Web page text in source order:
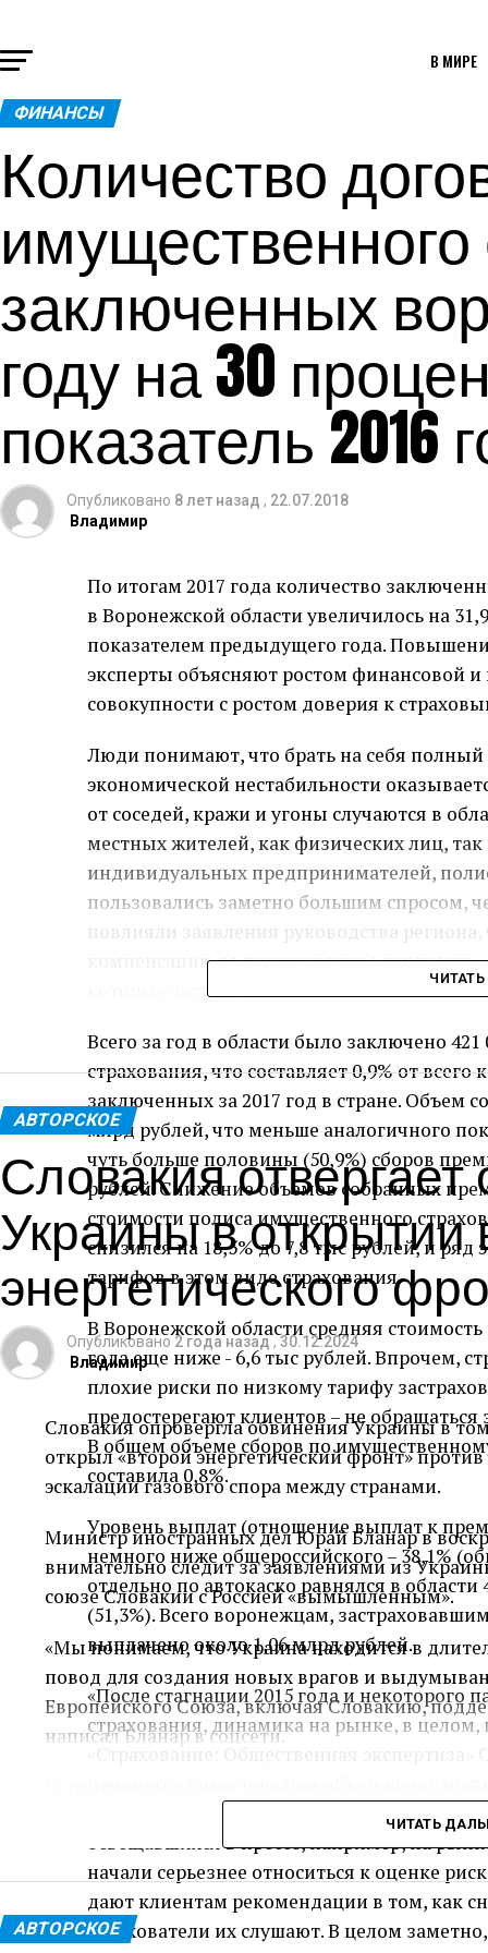
В МИРЕ
ФИНАНСЫ
Количество
имущественного
заключенных
году на 30
показатель 2016
Опубликовано 8 лет назад , 22.07.2018
Владимир
По итогам 2017 года количество
в Воронежской области увеличилось на
показателем предыдущего года.
эксперты объясняют ростом финансовой
совокупности с ростом доверия к
Люди понимают, что брать на себя
экономической нестабильности
от соседей, кражи и угоны случаются в
местных жителей, как физических лиц,
индивидуальных предпринимателей,
пользовались заметно большим спросом,
повлияли заявления руководства региона,
компенсацию за поврежденное
которые застрахуют его.
Всего за год в области было заключено
страхования, что составляет 0,9% от
заключенных за 2017 год в стране. Объем
млрд рублей, что меньше аналогичного
чуть больше половины (50,9%) сборов
рублей. Снижение объемов собранных
стоимости полиса имущественного
снизился на 18,5% до 7,8 тыс рублей, и
тарифов в этом виде страхования.
В Воронежской области средняя
года еще ниже - 6,6 тыс рублей. Впрочем,
плохие риски по низкому тарифу
предостерегают клиентов – не
В общем объеме сборов по
составила 0,8%.
Уровень выплат (отношение выплат к
немного ниже общероссийского – 38,1%
отдельно по автокаско равнялся в
(51,3%). Всего воронежцам,
выплачено около 1,06 млрд рублей.
«После стагнации 2015 года и
страхования, динамика на рынке, в целом,
«Страхование: Общественная
страховщиков. Крупные убытки
освещавшихся в прессе, например, на
начали серьезнее относиться к оценке
дают клиентам рекомендации в том, как
страхователи их слушают. В целом
АВТОРСКОЕ
Словакия
Украины в открытии
энергетического
Опубликовано 2 года назад , 30.12.2024
Владимир
Словакия опровергла обвинения Украины в
открыл «второй энергетический фронт»
эскалации газового спора между странами.
Министр иностранных дел Юрай Бланар в
внимательно следит за заявлениями из
союзе Словакии с Россией «вымышленным».
«Мы понимаем, что Украина находится в
повод для создания новых врагов и
Европейского Союза, включая Словакию,
написал Бланар в соцсети.
европейских стран, включая Словакию.
окончанием действия текущего транзитного
до начала конфликта.
Фицо, который на прошлой неделе встречался
ЧИТАТЬ
АВТОРСКОЕ